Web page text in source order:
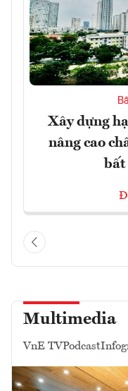
Xây dựng
nâng cao
bất
Multimedia
VnE TVPodcast